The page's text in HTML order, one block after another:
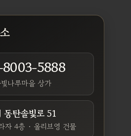
5888
나루마을 상가
동탄솔빛로 51
자 4층 · 올리브영 건물